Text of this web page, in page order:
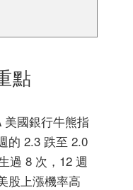
點
美國銀行牛熊指
的 2.3 跌至 2.0
過 8 次，12 週
股上漲機率高